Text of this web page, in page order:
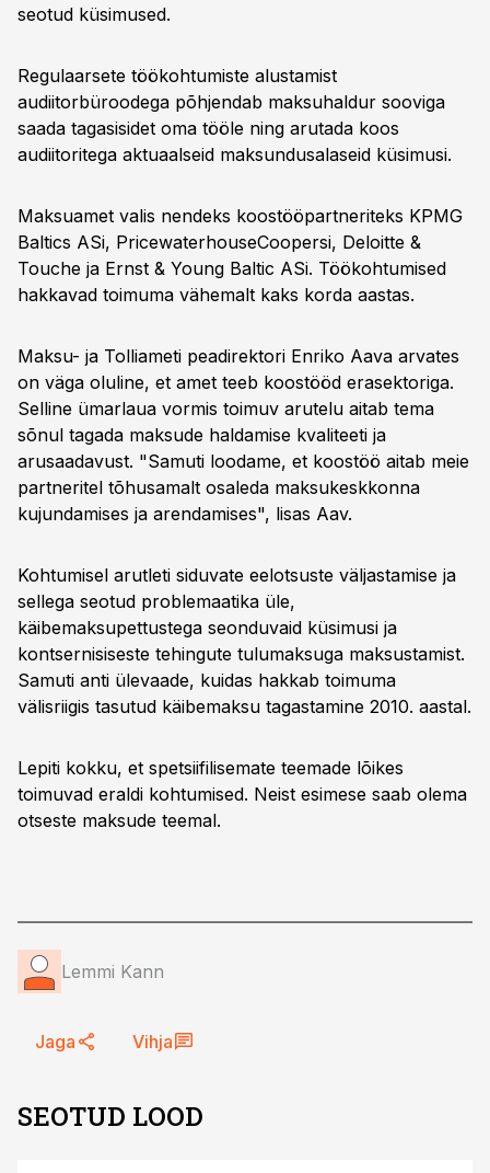
seotud küsimused.
Regulaarsete töökohtumiste alustamist
audiitorbüroodega põhjendab maksuhaldur sooviga
saada tagasisidet oma tööle ning arutada koos
audiitoritega aktuaalseid maksundusalaseid küsimusi.
Maksuamet valis nendeks koostööpartneriteks KPMG
Baltics ASi, PricewaterhouseCoopersi, Deloitte &
Touche ja Ernst & Young Baltic ASi. Töökohtumised
hakkavad toimuma vähemalt kaks korda aastas.
Maksu- ja Tolliameti peadirektori Enriko Aava arvates
on väga oluline, et amet teeb koostööd erasektoriga.
Selline ümarlaua vormis toimuv arutelu aitab tema
sõnul tagada maksude haldamise kvaliteeti ja
arusaadavust. "Samuti loodame, et koostöö aitab meie
partneritel tõhusamalt osaleda maksukeskkonna
kujundamises ja arendamises", lisas Aav.
Kohtumisel arutleti siduvate eelotsuste väljastamise ja
sellega seotud problemaatika üle,
käibemaksupettustega seonduvaid küsimusi ja
kontsernisiseste tehingute tulumaksuga maksustamist.
Samuti anti ülevaade, kuidas hakkab toimuma
välisriigis tasutud käibemaksu tagastamine 2010. aastal.
Lepiti kokku, et spetsiifilisemate teemade lõikes
toimuvad eraldi kohtumised. Neist esimese saab olema
otseste maksude teemal.
Lemmi Kann
Jaga Vihja
SEOTUD LOOD